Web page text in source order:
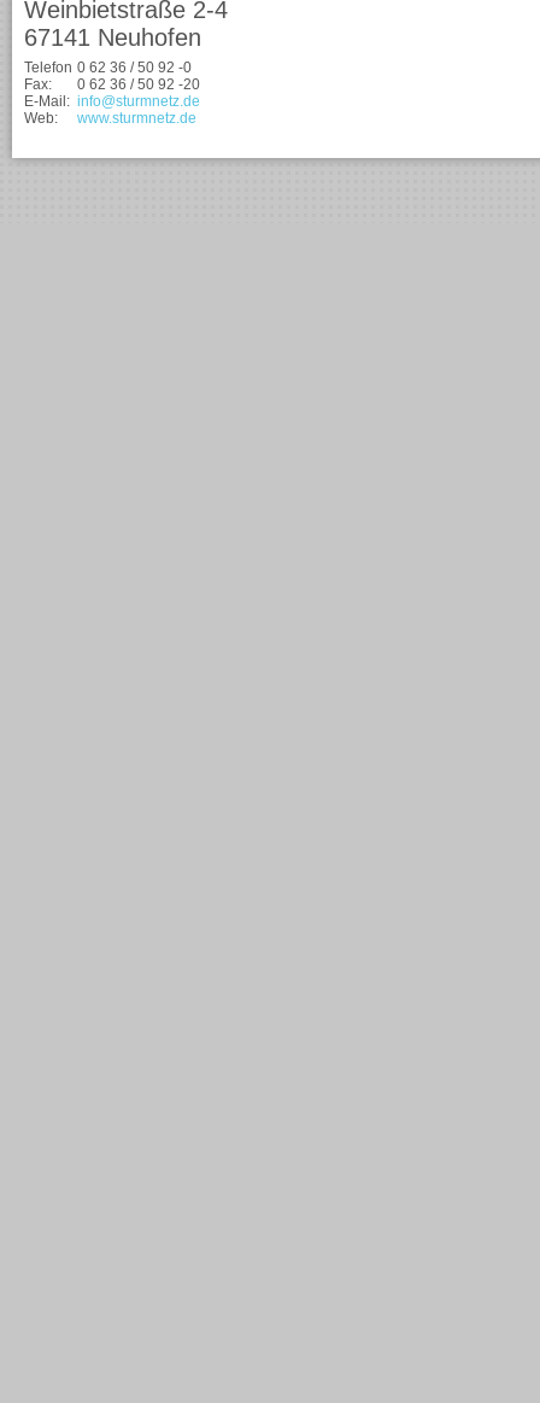
Weinbietstraße 2-4
67141 Neuhofen
Telefon 0 62 36 / 50 92 -0
Fax:
0 62 36 / 50 92 -20
E-Mail: info@sturmnetz.de
Web:
www.sturmnetz.de